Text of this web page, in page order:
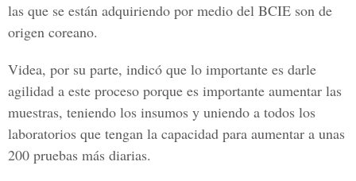
las que se están adquiriendo por medio del BCIE son de
origen coreano.
Videa, por su parte, indicó que lo importante es darle
agilidad a este proceso porque es importante aumentar las
muestras, teniendo los insumos y uniendo a todos los
laboratorios que tengan la capacidad para aumentar a unas
200 pruebas más diarias.